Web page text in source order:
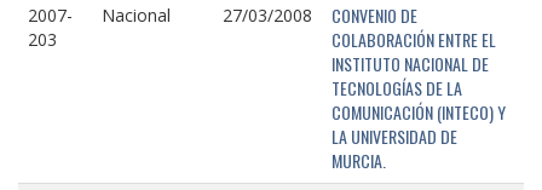
2007-
203
Nacional 27/03/2008
CONVENIO DE
COLABORACIÓN ENTRE EL
INSTITUTO NACIONAL DE
TECNOLOGÍAS DE LA
COMUNICACIÓN (INTECO) Y
LA UNIVERSIDAD DE
MURCIA.